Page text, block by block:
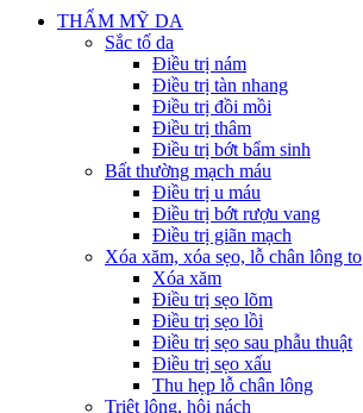
THẨM MỸ DA
Sắc tố da
Điều trị nám
Điều trị tàn nhang
Điều trị đồi mồi
Điều trị thâm
Điều trị bớt bẩm sinh
Bất thường mạch máu
Điều trị u máu
Điều trị bớt rượu vang
Điều trị giãn mạch
Xóa xăm, xóa sẹo, lỗ chân lông to
Xóa xăm
Điều trị sẹo lõm
Điều trị sẹo lồi
Điều trị sẹo sau phẫu thuật
Điều trị sẹo xấu
Thu hẹp lỗ chân lông
Triệt lông, hôi nách